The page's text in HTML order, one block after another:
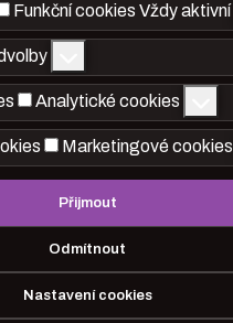
Funkční cookies Vždy aktivní
Analytické cookies
Marketingové cookies
Přijmout
Odmítnout
Nastavení cookies